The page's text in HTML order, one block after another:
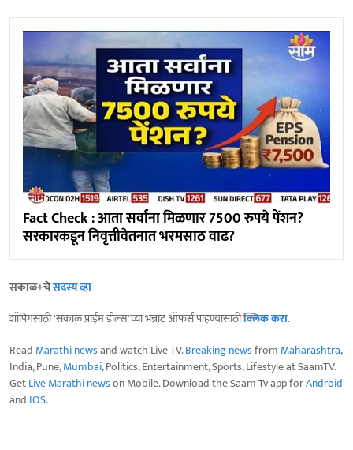
Fact Check : आता सर्वांना मिळणार 7500 रुपये पेंशन?
सरकारकडून निवृत्तीवेतनात भरमसाठ वाढ?
सकाळ+चेसदस्य व्हा
शॉपिंगसाठी 'सकाळ प्राईम डील्स'च्या भन्नाट ऑफर्स पाहण्यासाठीक्लिक करा.
Read Marathi newsand watch Live TV.Breaking newsfrom Maharashtra,
India, Pune,Mumbai, Politics, Entertainment, Sports, Lifestyle at SaamTV.
GetLive Marathi newson Mobile. Download the Saam Tv app forAndroid
and IOS.